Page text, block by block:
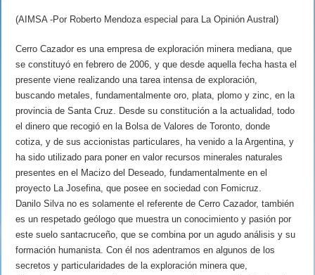
(AIMSA -Por Roberto Mendoza especial para La Opinión Austral)
Cerro Cazador es una empresa de exploración minera mediana, que
se constituyó en febrero de 2006, y que desde aquella fecha hasta el
presente viene realizando una tarea intensa de exploración,
buscando metales, fundamentalmente oro, plata, plomo y zinc, en la
provincia de Santa Cruz. Desde su constitución a la actualidad, todo
el dinero que recogió en la Bolsa de Valores de Toronto, donde
cotiza, y de sus accionistas particulares, ha venido a la Argentina, y
ha sido utilizado para poner en valor recursos minerales naturales
presentes en el Macizo del Deseado, fundamentalmente en el
proyecto La Josefina, que posee en sociedad con Fomicruz.
Danilo Silva no es solamente el referente de Cerro Cazador, también
es un respetado geólogo que muestra un conocimiento y pasión por
este suelo santacruceño, que se combina por un agudo análisis y su
formación humanista. Con él nos adentramos en algunos de los
secretos y particularidades de la exploración minera que,